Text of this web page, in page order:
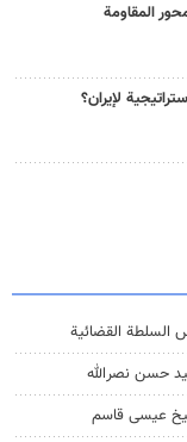
المقاومة
لإيران؟
السلطة القضائیة
حسن نصرالله
عيسى قاسم